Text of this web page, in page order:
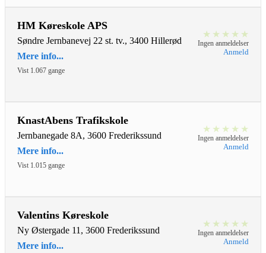
HM Køreskole APS
Søndre Jernbanevej 22 st. tv., 3400 Hillerød
Mere info...
Vist 1.067 gange
★ ★ ★ ★ ★
Ingen anmeldelser
Anmeld
KnastAbens Trafikskole
Jernbanegade 8A, 3600 Frederikssund
Mere info...
Vist 1.015 gange
★ ★ ★ ★ ★
Ingen anmeldelser
Anmeld
Valentins Køreskole
Ny Østergade 11, 3600 Frederikssund
Mere info...
★ ★ ★ ★ ★
Ingen anmeldelser
Anmeld